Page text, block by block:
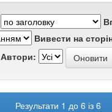
Вивести на
Автори:
Результати 1 до 6 із 6